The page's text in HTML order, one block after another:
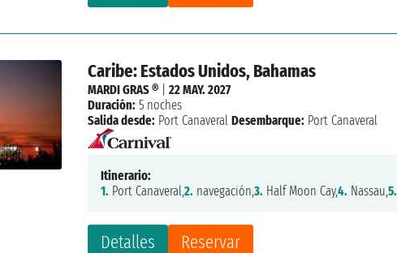
Caribe: Estados Unidos, Bahamas
Detalles Reservar
MARDI GRAS ® |22 MAY. 2027
Duración: 5 noches
Salida desde: Port Canaveral Desembarque: Port Canaveral
Itinerario:
1. Port Canaveral,2. navegación,3. Half Moon Cay,4. Nassau,5.